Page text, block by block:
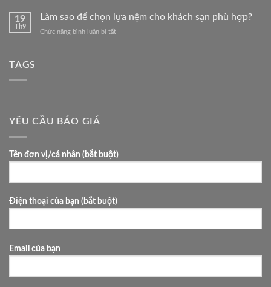
Cương
nệm
Kim
Cương
19
Th9
Làm sao để chọn lựa nệm cho khách sạn phù hợp?
Chức năng bình luận bị tắtở
TAGS
YÊU CẦU BÁO GIÁ
Tên đơn vị/cá nhân (bắt buột)
Điện thoại của bạn (bắt buột)
Email của bạn